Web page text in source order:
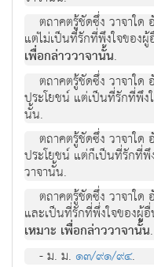
ตถาคตรู้ชัดซึ่ง วาจาใ
แต่ไม่เป็นที่รักที่พึงใจของ
เพื่อกล่าววาจานั้น.
ตถาคตรู้ชัดซึ่ง วาจาใด
ประโยชน์ แต่เป็นที่รักที่พึง
นั้น.
ตถาคตรู้ชัดซึ่ง วาจาใ
ประโยชน์ แต่ก็เป็นที่รักที่
วาจานั้น.
ตถาคตรู้ชัดซึ่ง วาจาใ
และเป็นที่รักที่พึ่งใจของผู้
เหมาะ เพื่อกล่าววาจานั้น.
- ม. ม.๑๓/๙๑/๙๔.